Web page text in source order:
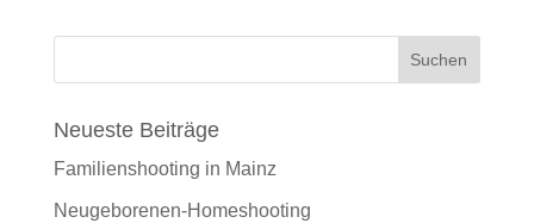
Neueste Beiträge
Familienshooting in Mainz
Neugeborenen-Homeshooting